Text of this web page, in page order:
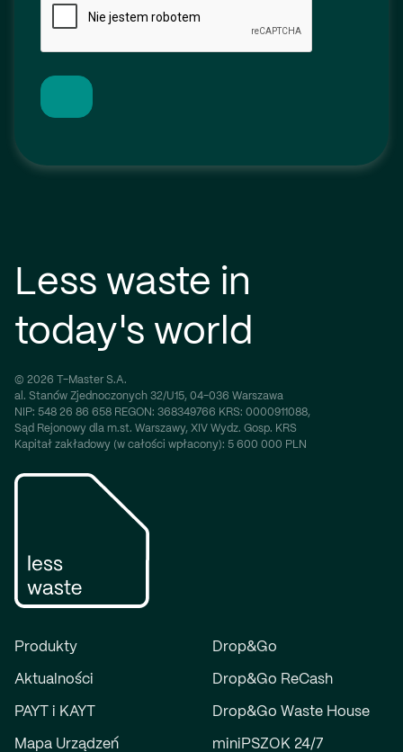
Less waste in
today's world
© 2026 T-Master S.A.
al. Stanów Zjednoczonych 32/U15, 04-036 Warszawa
NIP: 548 26 86 658 REGON: 368349766 KRS: 0000911088,
Sąd Rejonowy dla m.st. Warszawy, XIV Wydz. Gosp. KRS
Kapitał zakładowy (w całości wpłacony): 5 600 000 PLN
Produkty
Aktualności
PAYT i KAYT
Mapa Urządzeń
Drop&Go
Drop&Go ReCash
Drop&Go Waste House
miniPSZOK 24/7